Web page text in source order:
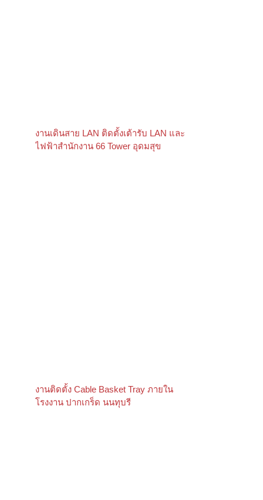
งานเดินสาย LAN ติดตั้งเต้ารับ LAN และ
ไฟฟ้าสำนักงาน 66 Tower อุดมสุข
งานติดตั้ง Cable Basket Tray ภายใน
โรงงาน ปากเกร็ด นนทุบรี